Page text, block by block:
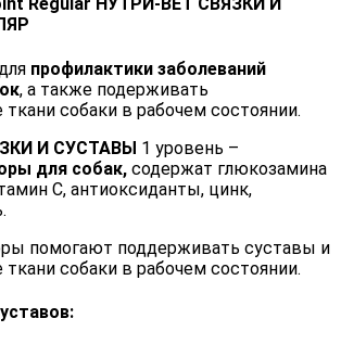
Regular НУТРИ-ВЕТ СВЯЗКИ И
профилактики заболеваний
, а также подерживать
собаки в рабочем состоянии.
И СУСТАВЫ 1 уровень –
для собак, содержат глюкозамина
С, антиоксиданты, цинк,
помогают поддерживать суставы и
собаки в рабочем состоянии.